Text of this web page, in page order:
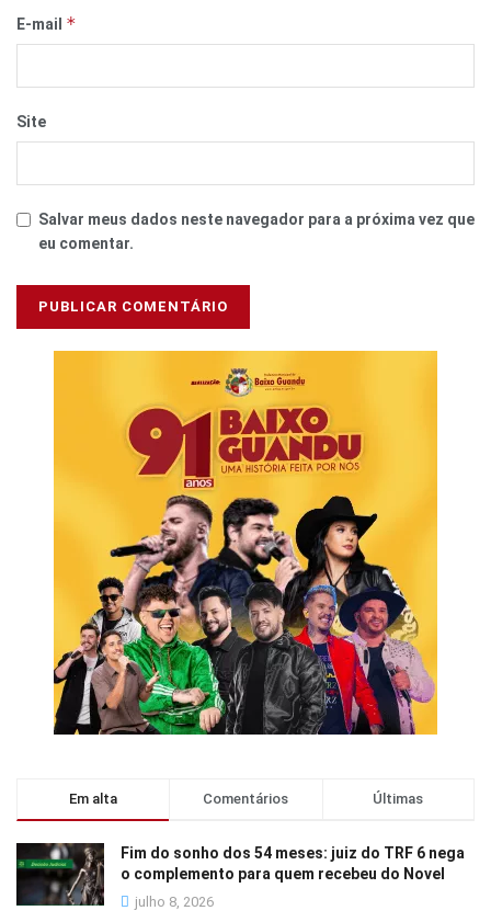
E-mail *
Site
Salvar meus dados neste navegador para a próxima vez que
eu comentar.
Em alta Comentários Últimas
Fim do sonho dos 54 meses: juiz do TRF 6 nega
o complemento para quem recebeu do Novel
julho 8, 2026